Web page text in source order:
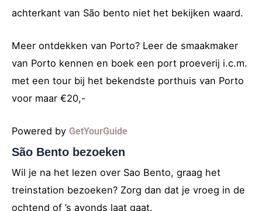
achterkant van São bento niet het bekijken waard.
Meer ontdekken van Porto? Leer de smaakmaker
van Porto kennen en boek een port proeverij i.c.m.
met een tour bij het bekendste porthuis van Porto
voor maar €20,-
Powered by GetYourGuide
São Bento bezoeken
Wil je na het lezen over Sao Bento, graag het
treinstation bezoeken? Zorg dan dat je vroeg in de
ochtend of ’s avonds laat gaat.